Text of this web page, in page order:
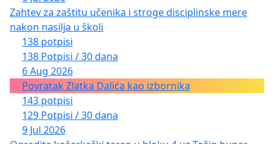
Zahtev za zaštitu učenika i stroge disciplinske mere
nakon nasilja u školi
138 potpisi
138 Potpisi / 30 dana
6 Aug 2026
Povratak Zlatka Dalića kao izbornika
143 potpisi
129 Potpisi / 30 dana
9 Jul 2026